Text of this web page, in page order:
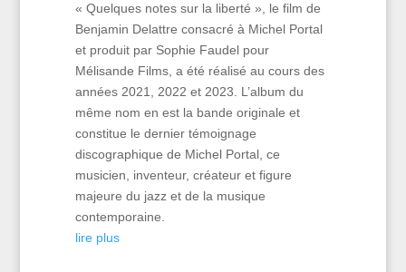
« Quelques notes sur la liberté », le film de
Benjamin Delattre consacré à Michel Portal
et produit par Sophie Faudel pour
Mélisande Films, a été réalisé au cours des
années 2021, 2022 et 2023. L’album du
même nom en est la bande originale et
constitue le dernier témoignage
discographique de Michel Portal, ce
musicien, inventeur, créateur et figure
majeure du jazz et de la musique
contemporaine.
lire plus